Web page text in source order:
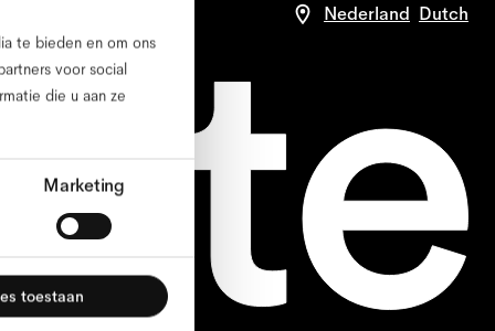
te bieden en om ons
voor social
die u aan ze
Marketing
toestaan
Nederland Dutch